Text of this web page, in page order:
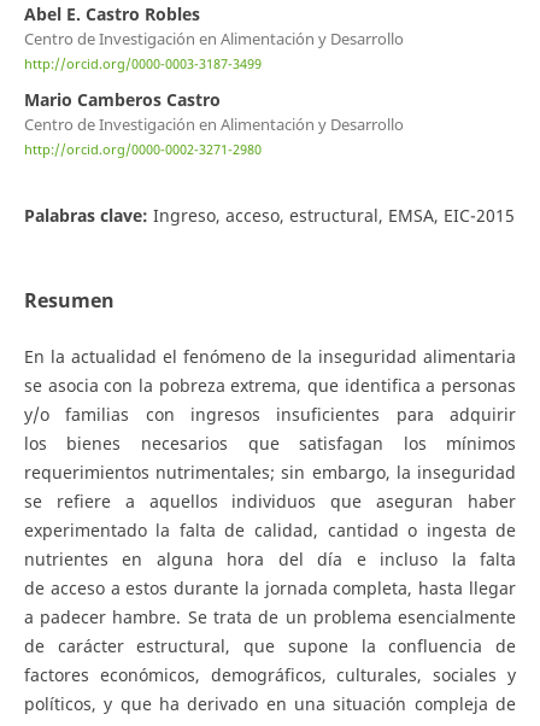
Abel E. Castro Robles
Centro de Investigación en Alimentación y Desarrollo
http://orcid.org/0000-0003-3187-3499
Mario Camberos Castro
Centro de Investigación en Alimentación y Desarrollo
http://orcid.org/0000-0002-3271-2980
Palabras clave: Ingreso, acceso, estructural, EMSA, EIC-2015
Resumen
En la actualidad el fenómeno de la inseguridad alimentaria
se asocia con la pobreza extrema, que identifica a personas
y/o familias con ingresos insuficientes para adquirir
los bienes necesarios que satisfagan los mínimos
requerimientos nutrimentales; sin embargo, la inseguridad
se refiere a aquellos individuos que aseguran haber
experimentado la falta de calidad, cantidad o ingesta de
nutrientes en alguna hora del día e incluso la falta
de acceso a estos durante la jornada completa, hasta llegar
a padecer hambre. Se trata de un problema esencialmente
de carácter estructural, que supone la confluencia de
factores económicos, demográficos, culturales, sociales y
políticos, y que ha derivado en una situación compleja de